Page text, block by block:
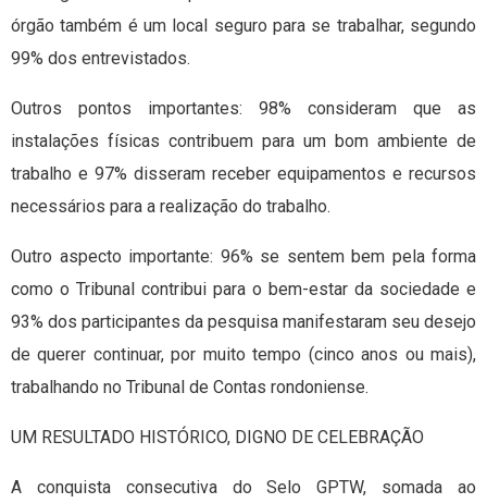
órgão também é um local seguro para se trabalhar, segundo
99% dos entrevistados.
Outros pontos importantes: 98% consideram que as
instalações físicas contribuem para um bom ambiente de
trabalho e 97% disseram receber equipamentos e recursos
necessários para a realização do trabalho.
Outro aspecto importante: 96% se sentem bem pela forma
como o Tribunal contribui para o bem-estar da sociedade e
93% dos participantes da pesquisa manifestaram seu desejo
de querer continuar, por muito tempo (cinco anos ou mais),
trabalhando no Tribunal de Contas rondoniense.
UM RESULTADO HISTÓRICO, DIGNO DE CELEBRAÇÃO
A conquista consecutiva do Selo GPTW, somada ao